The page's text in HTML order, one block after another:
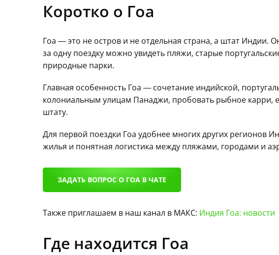
Коротко о Гоа
Гоа — это не остров и не отдельная страна, а штат
за одну поездку можно увидеть пляжи, старые
природные парки.
Главная особенность Гоа — сочетание индийской,
колониальным улицам Панаджи, пробовать рыбное карри,
штату.
Для первой поездки Гоа удобнее многих других регионов
жилья и понятная логистика между пляжами, городами и
ЗАДАТЬ ВОПРОС О ГОА В ЧАТЕ
Также приглашаем в наш канал в МАКС: Индия Гоа: новости
Где находится Гоа